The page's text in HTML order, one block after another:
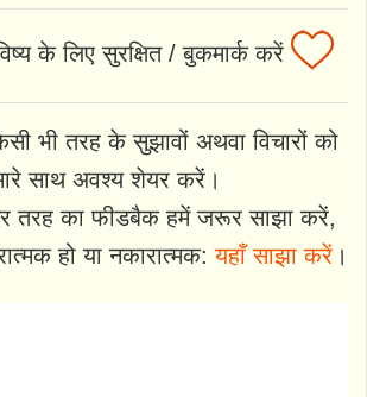
के लिए सुरक्षित / बुकमार्क करें
भी तरह के सुझावों अथवा विचारों को
साथ अवश्य शेयर करें।
तरह का फीडबैक हमें जरूर साझा करें,
हो या नकारात्मक:यहाँ साझा करें।